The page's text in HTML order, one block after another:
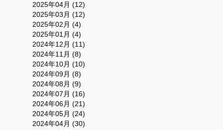
2025年04月 (12)
2025年03月 (12)
2025年02月 (4)
2025年01月 (4)
2024年12月 (11)
2024年11月 (8)
2024年10月 (10)
2024年09月 (8)
2024年08月 (9)
2024年07月 (16)
2024年06月 (21)
2024年05月 (24)
2024年04月 (30)